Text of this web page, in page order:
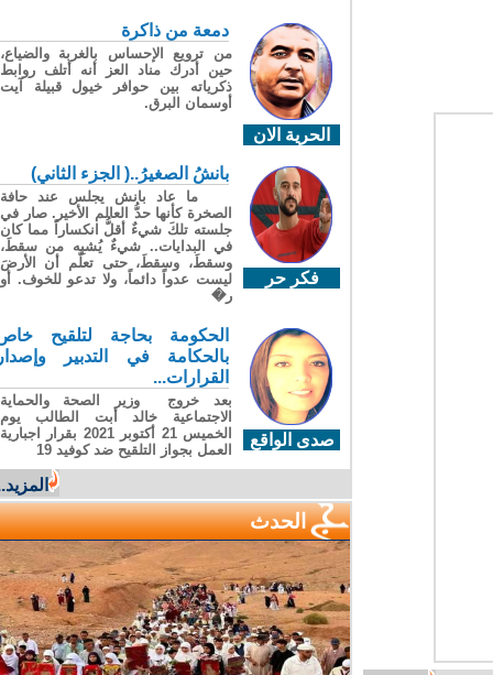
الحرية الان
دمعة من ذاكرة
من ترويع الإحساس بالغربة والضياع،
حين أدرك مناد العز أنه أتلف روابط
ذكرياته بين حوافر خيول قبيلة آيت
أوسمان البرق.
فكر حر
بانشُ الصغيرُ..( الجزء الثاني)
ما عاد بانش يجلس عند حافة
الصخرة كأنها حدُّ العالم الأخير. صار في
جلسته تلكَ شيءٌ أقلُّ انكساراً مما كان
في البدايات.. شيءٌ يُشبِه من سقطَ،
وسقطَ، وسقطَ، حتى تعلّم أن الأرضَ
ليست عدواً دائماً، ولا تدعو للخوف. أو
ر�
صدى الواقع
الحكومة بحاجة لتلقيح خاص
بالحكامة في التدبير وإصدار
القرارات...
بعد خروج وزير الصحة والحماية
الاجتماعية خالد أبت الطالب يوم
الخميس 21 أكتوبر 2021 بقرار اجبارية
العمل بجواز التلقيح ضد كوفيد 19
المزيد...
الحدث